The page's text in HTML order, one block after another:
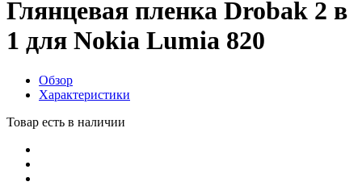
Глянцевая пленка Drobak 2 в
1 для Nokia Lumia 820
Обзор
Характеристики
Товар есть в наличии